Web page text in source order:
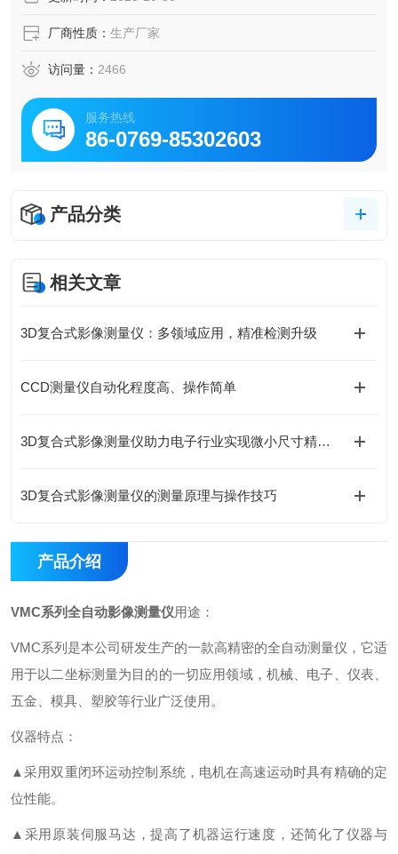
厂商性质： 生产厂家
访问量： 2466
服务热线
86-0769-85302603
产品分类
相关文章
3D复合式影像测量仪：多领域应用，精准检测升级
CCD测量仪自动化程度高、操作简单
3D复合式影像测量仪助力电子行业实现微小尺寸精准测量
3D复合式影像测量仪的测量原理与操作技巧
产品介绍
VMC系列全自动影像测量仪用途：
VMC系列是本公司研发生产的一款高精密的全自动测量仪，它适
用于以二坐标测量为目的的一切应用领域，机械、电子、仪表、
五金、模具、塑胶等行业广泛使用。
仪器特点：
▲采用双重闭环运动控制系统，电机在高速运动时具有精确的定
位性能。
▲采用原装伺服马达，提高了机器运行速度，还简化了仪器与